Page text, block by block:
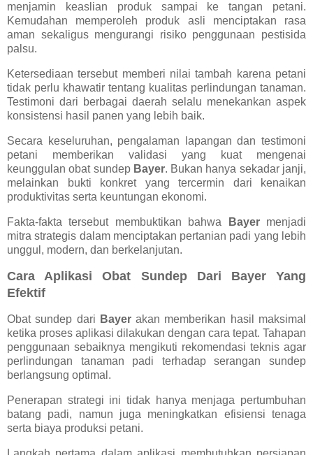
menjamin keaslian produk sampai ke tangan petani.
Kemudahan memperoleh produk asli menciptakan rasa
aman sekaligus mengurangi risiko penggunaan pestisida
palsu.
Ketersediaan tersebut memberi nilai tambah karena petani
tidak perlu khawatir tentang kualitas perlindungan tanaman.
Testimoni dari berbagai daerah selalu menekankan aspek
konsistensi hasil panen yang lebih baik.
Secara keseluruhan, pengalaman lapangan dan testimoni
petani memberikan validasi yang kuat mengenai
keunggulan obat sundep Bayer. Bukan hanya sekadar janji,
melainkan bukti konkret yang tercermin dari kenaikan
produktivitas serta keuntungan ekonomi.
Fakta-fakta tersebut membuktikan bahwa Bayer menjadi
mitra strategis dalam menciptakan pertanian padi yang lebih
unggul, modern, dan berkelanjutan.
Cara Aplikasi Obat Sundep Dari Bayer Yang
Efektif
Obat sundep dari Bayerakan memberikan hasil maksimal
ketika proses aplikasi dilakukan dengan cara tepat. Tahapan
penggunaan sebaiknya mengikuti rekomendasi teknis agar
perlindungan tanaman padi terhadap serangan sundep
berlangsung optimal.
Penerapan strategi ini tidak hanya menjaga pertumbuhan
batang padi, namun juga meningkatkan efisiensi tenaga
serta biaya produksi petani.